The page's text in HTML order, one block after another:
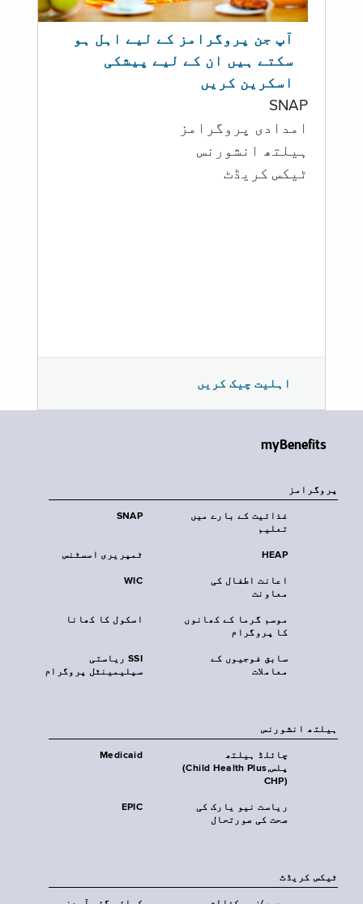
آپ جن پروگرامز کے لیے اہل ہو
سکتے ہیں ان کے لیے پیشکی
اسکرین کریں
SNAP
امدادی پروگرامز
‏ہیلتھ انشورنس
ٹیکس کریڈٹ
اہلیت چیک کریں
myBenefits
پروگرامز
SNAP
غذائیت کے بارے میں
تعلیم
ٹمپریری اسسٹنس HEAP
WIC
اعانت اطفال کی
معاونت
اسکول کا کھانا
موسم گرما کے کھانوں
کا پروگرام
SSI ریاستی
سپلیمینٹل پروگرام
سابق فوجیوں کے
معاملات
‏ہیلتھ انشورنس
Medicaid
چائلڈ ہیلتھ
پلس‎(Child Health Plus,
CHP)‎
EPIC
ریاست نیو یارک کی
صحت کی صورتحال
ٹیکس کریڈٹ